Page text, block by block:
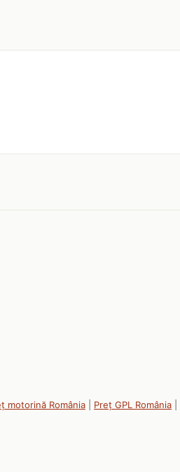
motorină România Preț GPL România